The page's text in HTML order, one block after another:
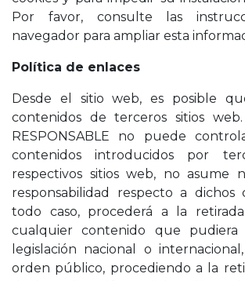
Por favor, consulte las
navegador para ampliar esta
Política de enlaces
Desde el sitio web, es posible
contenidos de terceros sitios
RESPONSABLE no puede
contenidos introducidos por
respectivos sitios web, no asume
responsabilidad respecto a dichos
todo caso, procederá a la
cualquier contenido que pudiera
legislación nacional o
orden público, procediendo a la